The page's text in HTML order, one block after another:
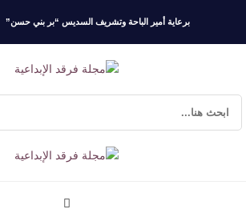
برعاية أمير الباحة وتشريف السديس “بر بني حسن”
تكرّم الفائزين بجائزة “رواد العمل التطوعي 4”
جائزة المهندس زياد الزهراني للتفوق العلمي تكرّم